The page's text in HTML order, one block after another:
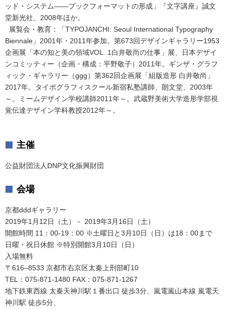
ッド・システム――ブックフォーマットの形成」『文字講座』誠文
堂新光社、2008年ほか。
展覧会・教育：「TYPOJANCHI: Seoul International Typography
Biennale」2001年・2011年参加。第673回デザインギャラリー1953
企画展「本の知と美の領域VOL. 1白井敬尚の仕事」展、日本デザイ
ンコミッティー（企画・構成：平野敬子）2011年。ギンザ・グラフ
ィック・ギャラリー（ggg）第362回企画展「組版造形 白井敬尚」
2017年。タイポグラフィスクール新宿私塾講師、朗文堂、2003年
～。ミームデザイン学校講師2011年～。武蔵野美術大学造形学部視
覚伝達デザイン学科教授2012年～。
主催
公益財団法人DNP文化振興財団
会場
京都dddギャラリー
2019年1月12日（土）－ 2019年3月16日（土）
開館時間 11：00-19：00 ※土曜日と3月10日（日）は18：00まで
日曜・祝日休館 ※特別開館3月10日（日）
入場無料
〒616‒8533 京都市右京区太秦上刑部町10
TEL：075-871-1480 FAX：075-871-1267
地下鉄東西線 太秦天神川駅１番出口 徒歩3分、嵐電嵐山本線 嵐電天
神川駅 徒歩5分、